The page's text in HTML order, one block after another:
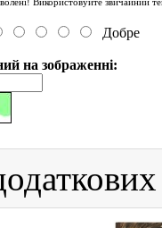
Добре
на зображенні: